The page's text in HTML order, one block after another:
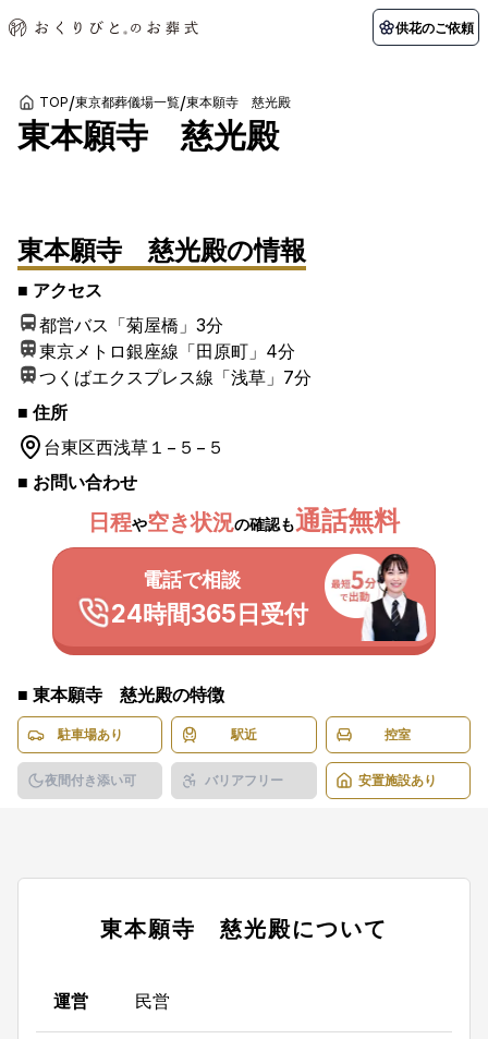
供花のご依頼
初めての方へ
アフターサポート
会社を知る
スタッフ一覧 採用情報
関東エリア
千葉県 神奈川県
北海道エリア
札幌市 函館市
お客様の声
葬儀の知識
TOP/東京都葬儀場一覧/東本願寺 慈光殿
東本願寺 慈光殿
東本願寺 慈光殿の情報
■ アクセス
都営バス「菊屋橋」 3分
東京メトロ銀座線「田原町」 4分
つくばエクスプレス線「浅草」 7分
■ 住所
台東区西浅草１−５−５
■ お問い合わせ
日程や空き状況の確認も通話無料
電話で相談
24時間365日受付
■ 東本願寺 慈光殿の特徴
駐車場あり 駅近 控室
夜間付き添い可 バリアフリー 安置施設あり
東本願寺 慈光殿について
運営 民営